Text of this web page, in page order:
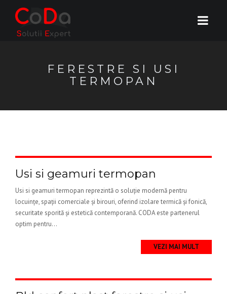
FERESTRE SI USI
TERMOPAN
Usi si geamuri termopan
Usi si geamuri termopan reprezintă o soluție modernă pentru
locuințe, spații comerciale și birouri, oferind izolare termică și fonică,
securitate sporită și estetică contemporană. CODA este partenerul
optim pentru...
VEZI MAI MULT